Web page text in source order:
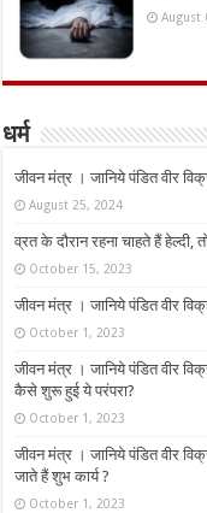
August
धर्म
जीवन मंत्र । जानिये पंडित वीर
August 25, 2024
व्रत के दौरान रहना चाहते हैं
October 15, 2023
जीवन मंत्र । जानिये पंडित वीर
October 1, 2023
जीवन मंत्र । जानिये पंडित वीर
कैसे शुरू हुई ये परंपरा?
October 1, 2023
जीवन मंत्र । जानिये पंडित वीर
जाते हैं शुभ कार्य ?
October 1, 2023